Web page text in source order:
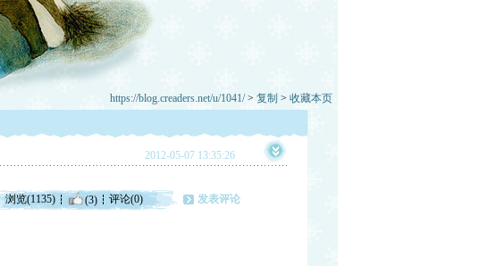
https://blog.creaders.net/u/1041/> 复制 > 收藏本页
2012-05-07 13:35:26
浏览(1135) (3) 评论(0) 发表评论